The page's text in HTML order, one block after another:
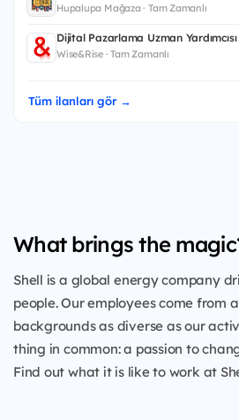
Hupalupa Mağaza · Tam Zamanlı
Dijital Pazarlama Uzman Yardımcısı
Wise&Rise · Tam Zamanlı
Tüm ilanları gör →
What brings the
Shell is a global energy company
people. Our employees come from
backgrounds as diverse as our
thing in common: a passion to
Find out what it is like to work at